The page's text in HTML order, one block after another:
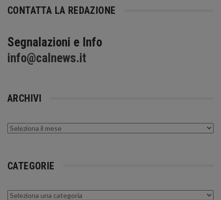
CONTATTA LA REDAZIONE
Segnalazioni e Info
info@calnews.it
ARCHIVI
Archivi
CATEGORIE
Categorie